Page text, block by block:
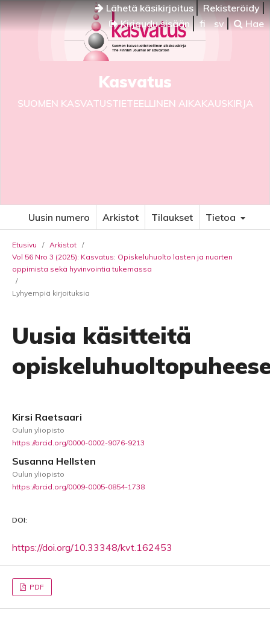
Lähetä käsikirjoitus
Rekisteröidy
Kirjaudu sisään
fi sv Hae
Kasvatus
SUOMEN KASVATUSTIETEELLINEN AIKAKAUSKIRJA
Uusin numero Arkistot Tilaukset Tietoa
Etusivu / Arkistot /
Vol 56 Nro 3 (2025): Kasvatus: Opiskeluhuolto lasten ja nuorten
oppimista sekä hyvinvointia tukemassa
/
Lyhyempiä kirjoituksia
Uusia käsitteitä
Kirsi Raetsaari
Oulun yliopisto
https://orcid.org/0000-0002-9076-9213
Susanna Hellsten
Oulun yliopisto
https://orcid.org/0009-0005-0854-1738
DOI:
https://doi.org/10.33348/kvt.162453
PDF